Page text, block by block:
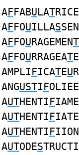
AFFABULATRICE
AFFOUILLASSEN
AFFOURAGEMEN
AFFOURRAGEATE
AMPLIFICATEUR
ANGUSTIF
AUTHENTIFIAME
AUTHENTIFIATE
AUTHENTIFIION
AUTODESTRUCTI